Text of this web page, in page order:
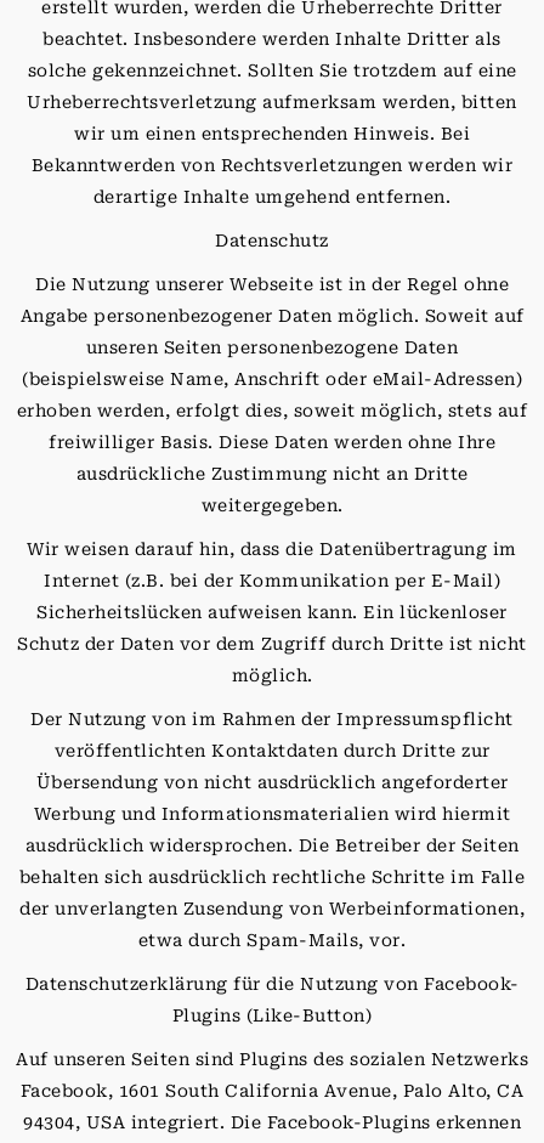
erstellt wurden, werden die Urheberrechte Dritter
beachtet. Insbesondere werden Inhalte Dritter als
solche gekennzeichnet. Sollten Sie trotzdem auf eine
Urheberrechtsverletzung aufmerksam werden, bitten
wir um einen entsprechenden Hinweis. Bei
Bekanntwerden von Rechtsverletzungen werden wir
derartige Inhalte umgehend entfernen.
Datenschutz
Die Nutzung unserer Webseite ist in der Regel ohne
Angabe personenbezogener Daten möglich. Soweit auf
unseren Seiten personenbezogene Daten
(beispielsweise Name, Anschrift oder eMail-Adressen)
erhoben werden, erfolgt dies, soweit möglich, stets auf
freiwilliger Basis. Diese Daten werden ohne Ihre
ausdrückliche Zustimmung nicht an Dritte
weitergegeben.
Wir weisen darauf hin, dass die Datenübertragung im
Internet (z.B. bei der Kommunikation per E-Mail)
Sicherheitslücken aufweisen kann. Ein lückenloser
Schutz der Daten vor dem Zugriff durch Dritte ist nicht
möglich.
Der Nutzung von im Rahmen der Impressumspflicht
veröffentlichten Kontaktdaten durch Dritte zur
Übersendung von nicht ausdrücklich angeforderter
Werbung und Informationsmaterialien wird hiermit
ausdrücklich widersprochen. Die Betreiber der Seiten
behalten sich ausdrücklich rechtliche Schritte im Falle
der unverlangten Zusendung von Werbeinformationen,
etwa durch Spam-Mails, vor.
Datenschutzerklärung für die Nutzung von Facebook-
Plugins (Like-Button)
Auf unseren Seiten sind Plugins des sozialen Netzwerks
Facebook, 1601 South California Avenue, Palo Alto, CA
94304, USA integriert. Die Facebook-Plugins erkennen